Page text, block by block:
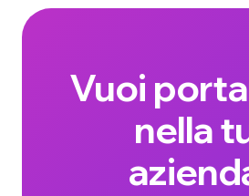
Vuoi
nella